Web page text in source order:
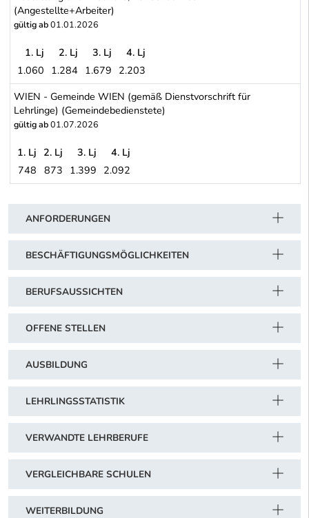
(Angestellte+Arbeiter)
gültig ab01.01.2026
WIEN - Stadtwerke: Energieversorgung (Strom, Gas), Mobilität
1. Lj 2. Lj 3. Lj
4. Lj
1.060 1.284 1.679 2.203
WIEN - Gemeinde WIEN (gemäß Dienstvorschrift für
Lehrlinge) (Gemeindebedienstete)
gültig ab01.07.2026
WIEN - Gemeinde WIEN (gemäß Dienstvorschrift für Lehrlinge)
1. Lj 2. Lj 3. Lj
4. Lj
748 873 1.399 2.092
ANFORDERUNGEN
BESCHÄFTIGUNGSMÖGLICHKEITEN
BERUFSAUSSICHTEN
OFFENE STELLEN
AUSBILDUNG
LEHRLINGSSTATISTIK
VERWANDTE LEHRBERUFE
VERGLEICHBARE SCHULEN
WEITERBILDUNG